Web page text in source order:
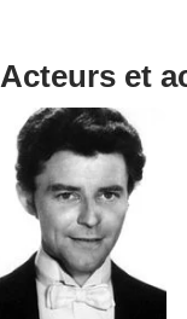
Acteurs et